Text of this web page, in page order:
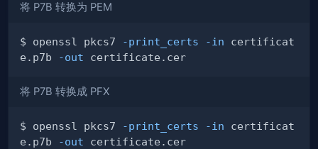
将 P7B 转换为 PEM
$ openssl pkcs7 -print_certs -in certificat
e.p7b
-out
将 P7B 转换成 PFX
$ openssl pkcs7 -print_certs -in certificat
e.p7b
-out